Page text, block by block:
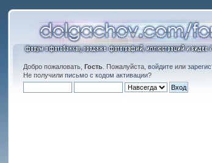
Добро пожаловать,Гость . Пожалуйста,войдите или
Не получилиписьмо с кодом активации?